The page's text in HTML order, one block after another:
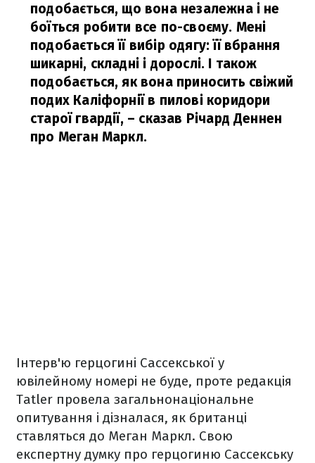
подобається, що вона незалежна і не
боїться робити все по-своєму. Мені
подобається її вибір одягу: її вбрання
шикарні, складні і дорослі. І також
подобається, як вона приносить свіжий
подих Каліфорнії в пилові коридори
старої гвардії, – сказав Річард Деннен
про Меган Маркл.
Інтерв'ю герцогині Сассекської у
ювілейному номері не буде, проте редакція
Tatler провела загальнонаціональне
опитування і дізналася, як британці
ставляться до Меган Маркл. Свою
експертну думку про герцогиню Сассекську